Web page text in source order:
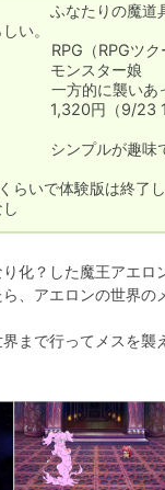
　　ふなたりの魔道
い。
　RPG（RPGツク
　モンスター娘
　一方的に襲いあ
　1,320円（9/23
シンプルが趣味で
らいで体験版は終了し
化？した魔王アエロ
、アエロンの世界の
まで行ってメスを襲